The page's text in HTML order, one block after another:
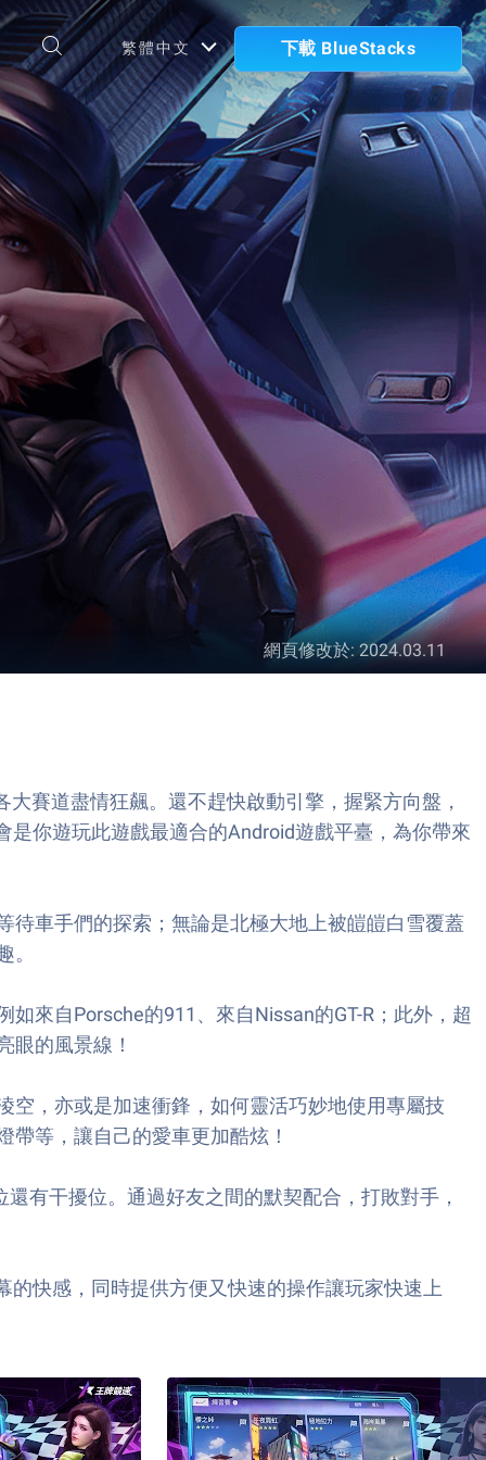
繁體中文 下載 BlueStacks
網頁修改於:2024.03.11
賽道盡情狂飆。還不趕快啟動引擎，握緊方向盤，
你遊玩此遊戲最適合的Android遊戲平臺，為你帶來
待車手們的探索；無論是北極大地上被皚皚白雪覆蓋
。
來自Porsche的911、來自Nissan的GT-R；此外，超
眼的風景線！
空，亦或是加速衝鋒，如何靈活巧妙地使用專屬技
等，讓自己的愛車更加酷炫！
有干擾位。通過好友之間的默契配合，打敗對手，
快感，同時提供方便又快速的操作讓玩家快速上